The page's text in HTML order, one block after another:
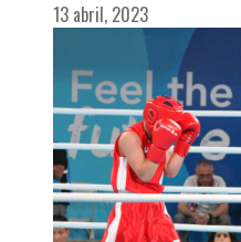
13 abril, 2023